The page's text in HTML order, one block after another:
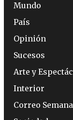
Mundo
País
Opinión
Sucesos
Arte y
Interior
Correo